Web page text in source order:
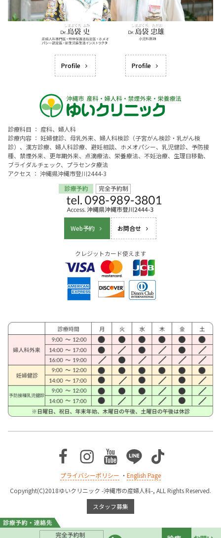
Profile Profile
診療科目 ： 産科、婦人科
診療内容 ： 妊婦健診、母乳外来、婦人科検診（子宮がん検診・乳がん検
診）、漢方診療、婦人科診療、避妊相談、ホメオパシー、乳児健診、予防接
種、禁煙外来、更年期外来、点滴療法、栄養療法、不妊治療、生理日移動、
ブライダルチェック、プラセンタ療法
アクセス ： 沖縄県沖縄市登川2444-3
Web予約 お問合せ
クレジットカード使えます
Facebook
Instagram
Youtube
LineTikTok
プライバシーポリシー ・ English Page
Copyright(C)2018ゆいクリニック -沖縄市の産婦人科-, ALL Rights Reserved.
スタッフ募集